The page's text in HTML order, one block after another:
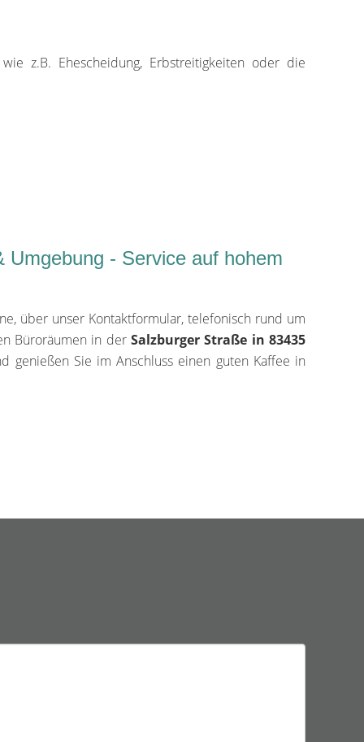
z.B. Ehescheidung, Erbstreitigkeiten oder die
- Service auf hohem
über unser Kontaktformular, telefonisch rund um
Büroräumen in derSalzburger Straße in 83435
genießen Sie im Anschluss einen guten Kaffee in